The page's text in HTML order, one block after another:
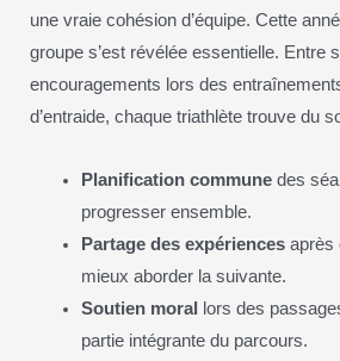
une vraie cohésion d’équipe. Cette
groupe s’est révélée essentielle. Entre
encouragements lors des
d’entraide, chaque triathlète trouve du
Planification commune des
progresser ensemble.
Partage des expériences après
mieux aborder la suivante.
Soutien moral
lors des
partie intégrante du parcours.